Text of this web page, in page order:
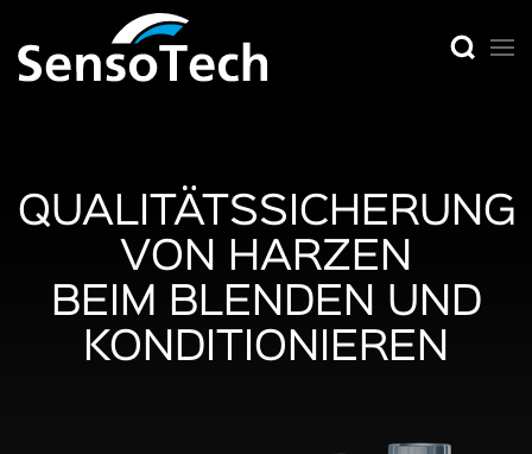
QUALITÄTSSICHERUNG
VON HARZEN
BEIM BLENDEN UND
KONDITIONIEREN